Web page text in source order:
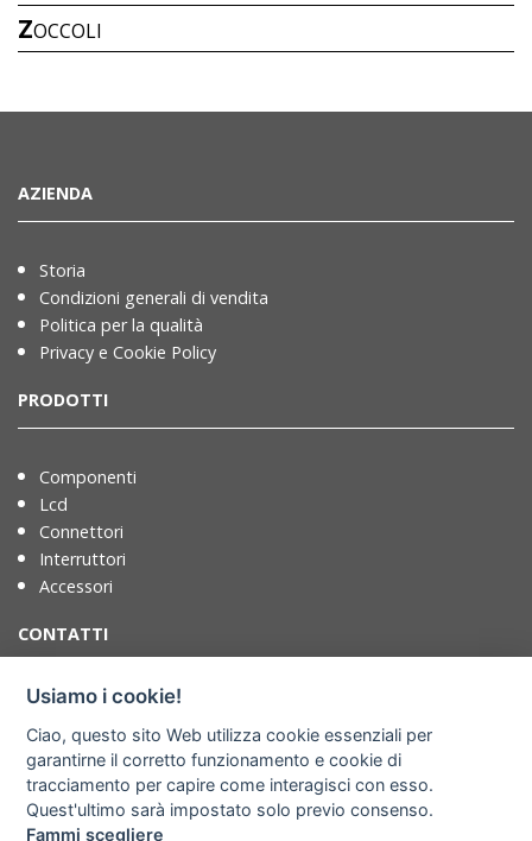
ZOCCOLI
AZIENDA
Storia
Condizioni generali di vendita
Politica per la qualità
Privacy e Cookie Policy
PRODOTTI
Componenti
Lcd
Connettori
Interruttori
Accessori
CONTATTI
T. +39 071721091
F. +39 0717210922
info@adimpex.it
Dove siamo
Usiamo i cookie!
Ciao, questo sito Web utilizza cookie essenziali per
garantirne il corretto funzionamento e cookie di
tracciamento per capire come interagisci con esso.
Quest'ultimo sarà impostato solo previo consenso.
Fammi scegliere